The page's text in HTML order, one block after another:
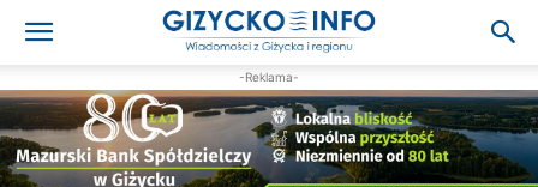
-Reklama-